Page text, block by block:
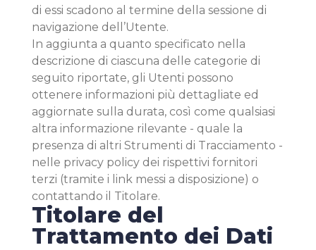
di essi scadono al termine della sessione di
navigazione dell’Utente.
In aggiunta a quanto specificato nella
descrizione di ciascuna delle categorie di
seguito riportate, gli Utenti possono
ottenere informazioni più dettagliate ed
aggiornate sulla durata, così come qualsiasi
altra informazione rilevante - quale la
presenza di altri Strumenti di Tracciamento -
nelle privacy policy dei rispettivi fornitori
terzi (tramite i link messi a disposizione) o
contattando il Titolare.
Titolare del
Trattamento dei Dati